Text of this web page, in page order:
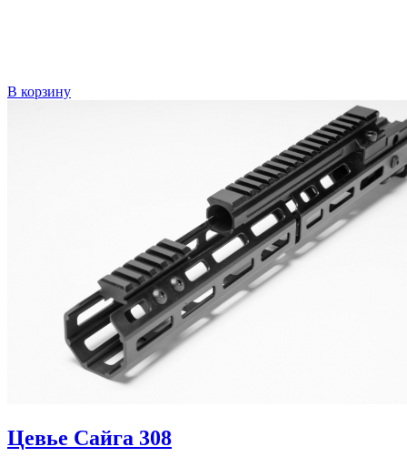
В корзину
Цевье Сайга 308